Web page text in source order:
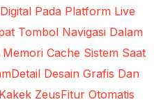
Pada Platform Live
Tombol Navigasi Dalam
Cache Sistem Saat
Detail Desain Grafis Dan
ZeusFitur Otomatis